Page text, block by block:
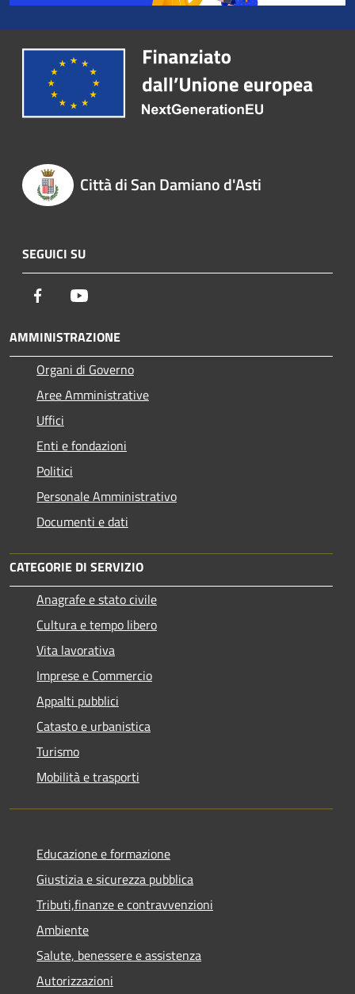
Città di San Damiano d'Asti
SEGUICI SU
Facebook
AMMINISTRAZIONE
Organi di Governo
Aree Amministrative
Uffici
Enti e fondazioni
Politici
Personale Amministrativo
Documenti e dati
CATEGORIE DI SERVIZIO
Anagrafe e stato civile
Cultura e tempo libero
Vita lavorativa
Imprese e Commercio
Appalti pubblici
Catasto e urbanistica
Turismo
Mobilità e trasporti
Educazione e formazione
Giustizia e sicurezza pubblica
Tributi,finanze e contravvenzioni
Ambiente
Salute, benessere e assistenza
Autorizzazioni